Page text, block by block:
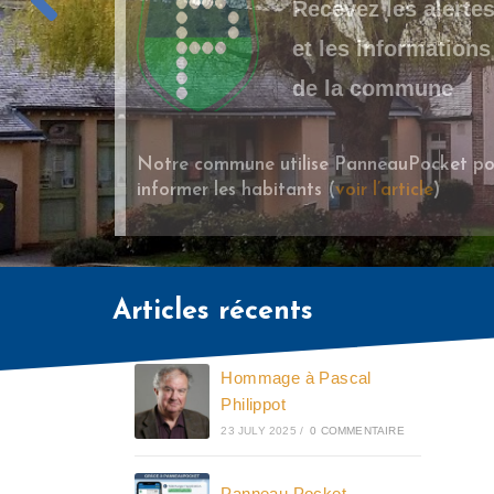
Recevez les alertes
et les informations
de la commune
Notre commune utilise PanneauPocket
informer les habitants (voir l’article)
Articles récents
Hommage à Pascal
Philippot
23 JULY 2025 / 0 COMMENTAIRE